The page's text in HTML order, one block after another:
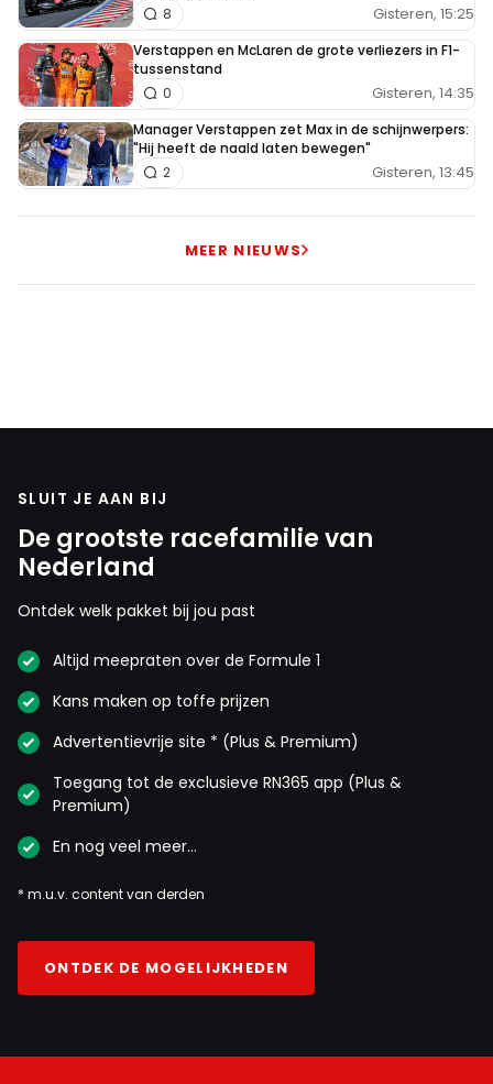
Gisteren, 15:25
8
Verstappen en McLaren de grote verliezers in F1-
tussenstand
Gisteren, 14:35
0
Manager Verstappen zet Max in de schijnwerpers:
"Hij heeft de naald laten bewegen"
Gisteren, 13:45
2
MEER NIEUWS
SLUIT JE AAN BIJ
De grootste racefamilie van
Nederland
Ontdek welk pakket bij jou past
Altijd meepraten over de Formule 1
Kans maken op toffe prijzen
Advertentievrije site * (Plus & Premium)
Toegang tot de exclusieve RN365 app (Plus &
Premium)
En nog veel meer…
* m.u.v. content van derden
ONTDEK DE MOGELIJKHEDEN